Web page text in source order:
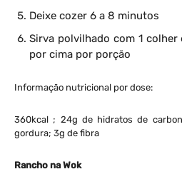
Deixe cozer 6 a 8 minutos
Sirva polvilhado com 1
por cima por porção
Informação nutricional por dose:
360kcal ; 24g de hidratos de
gordura; 3g de fibra
Rancho na Wok